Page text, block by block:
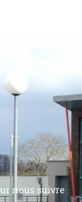
nous suivre